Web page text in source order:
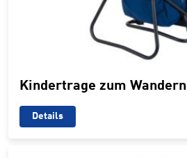
Kindertrage zum Wandern
Details